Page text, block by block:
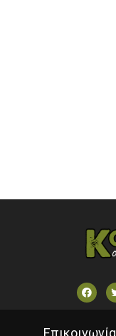
Επικοινωνία